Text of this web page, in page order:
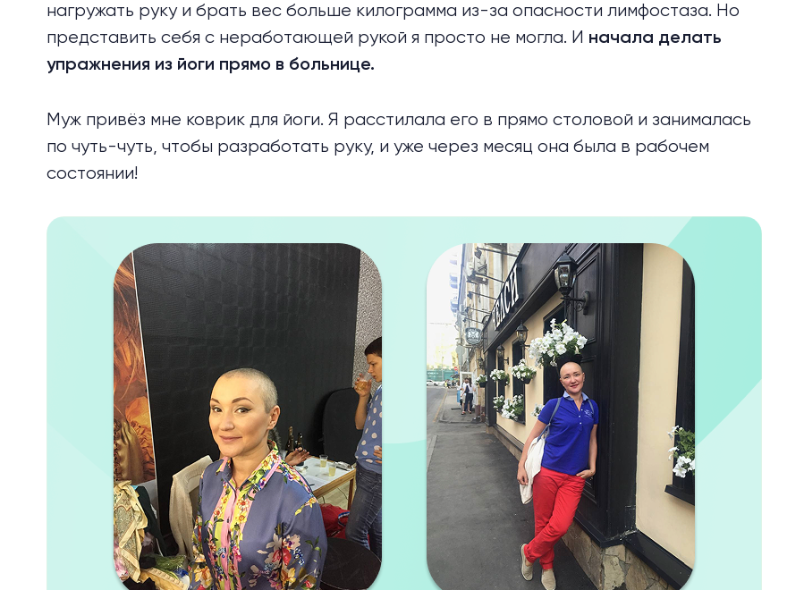
нагружать руку и брать вес больше килограмма из-за опасности лимфостаза. Но
представить себя с неработающей рукой я просто не могла. И начала делать
упражнения из йоги прямо в больнице.
Муж привёз мне коврик для йоги. Я расстилала его в прямо столовой и занималась
по чуть-чуть, чтобы разработать руку, и уже через месяц она была в рабочем
состоянии!